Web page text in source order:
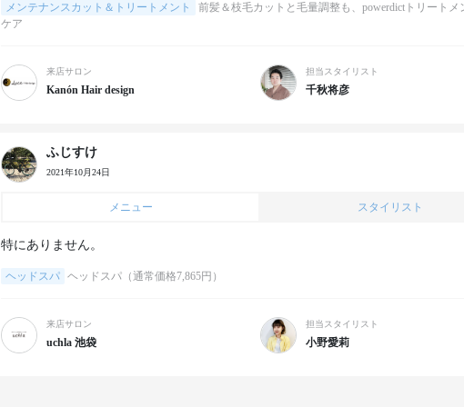
メンテナンスカット＆トリートメント
前髪＆枝毛カットと毛量調整も、powerdictトリートメ
ケア
来店サロン
Kanón Hair design
担当スタイリスト
千秋将彦
ふじすけ
2021年10月24日
メニュー スタイリスト
特にありません。
ヘッドスパ ヘッドスパ（通常価格7,865円）
来店サロン
uchla 池袋
担当スタイリスト
小野愛莉